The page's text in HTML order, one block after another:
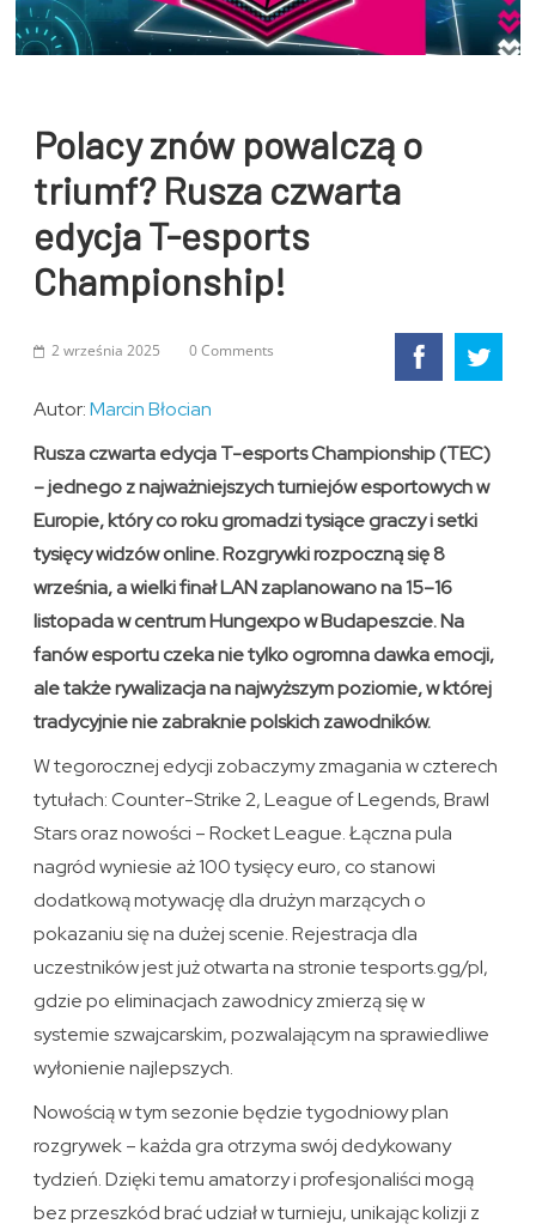
Polacy znów powalczą o
triumf? Rusza czwarta
edycja T-esports
Championship!
2 września 2025 0 Comments
Autor:Marcin Błocian
Rusza czwarta edycja T-esports Championship (TEC)
– jednego z najważniejszych turniejów esportowych w
Europie, który co roku gromadzi tysiące graczy i setki
tysięcy widzów online. Rozgrywki rozpoczną się 8
września, a wielki finał LAN zaplanowano na 15–16
listopada w centrum Hungexpo w Budapeszcie. Na
fanów esportu czeka nie tylko ogromna dawka emocji,
ale także rywalizacja na najwyższym poziomie, w której
tradycyjnie nie zabraknie polskich zawodników.
W tegorocznej edycji zobaczymy zmagania w czterech
tytułach: Counter-Strike 2, League of Legends, Brawl
Stars oraz nowości – Rocket League. Łączna pula
nagród wyniesie aż 100 tysięcy euro, co stanowi
dodatkową motywację dla drużyn marzących o
pokazaniu się na dużej scenie. Rejestracja dla
uczestników jest już otwarta na stronie tesports.gg/pl,
gdzie po eliminacjach zawodnicy zmierzą się w
systemie szwajcarskim, pozwalającym na sprawiedliwe
wyłonienie najlepszych.
Nowością w tym sezonie będzie tygodniowy plan
rozgrywek – każda gra otrzyma swój dedykowany
tydzień. Dzięki temu amatorzy i profesjonaliści mogą
bez przeszkód brać udział w turnieju, unikając kolizji z